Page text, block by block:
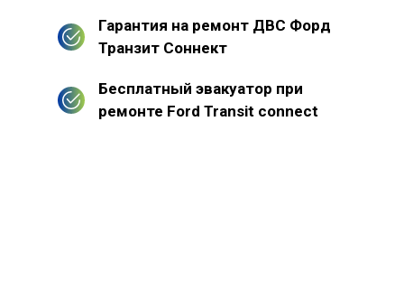
Гарантия на ремонт ДВС Форд
Транзит Соннект
Бесплатный эвакуатор при
ремонте Ford Transit connect